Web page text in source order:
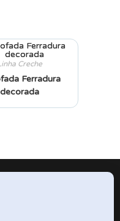
Creche
Ferradura
decorada